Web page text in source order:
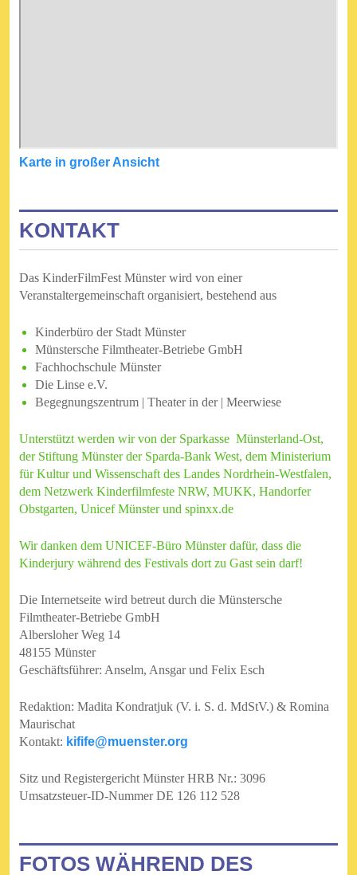
Karte in großer Ansicht
KONTAKT
Das KinderFilmFest Münster wird von einer
Veranstaltergemeinschaft organisiert, bestehend aus
Kinderbüro der Stadt Münster
Münstersche Filmtheater-Betriebe GmbH
Fachhochschule Münster
Die Linse e.V.
Begegnungszentrum | Theater in der | Meerwiese
Unterstützt werden wir von der Sparkasse Münsterland-Ost,
der Stiftung Münster der Sparda-Bank West, dem Ministerium
für Kultur und Wissenschaft des Landes Nordrhein-Westfalen,
dem Netzwerk Kinderfilmfeste NRW, MUKK, Handorfer
Obstgarten, Unicef Münster und spinxx.de
Wir danken dem UNICEF-Büro Münster dafür, dass die
Kinderjury während des Festivals dort zu Gast sein darf!
Die Internetseite wird betreut durch die Münstersche
Filmtheater-Betriebe GmbH
Albersloher Weg 14
48155 Münster
Geschäftsführer: Anselm, Ansgar und Felix Esch
Redaktion: Madita Kondratjuk (V. i. S. d. MdStV.) & Romina
Maurischat
Kontakt: kifife@muenster.org
Sitz und Registergericht Münster HRB Nr.: 3096
Umsatzsteuer-ID-Nummer DE 126 112 528
FOTOS WÄHREND DES